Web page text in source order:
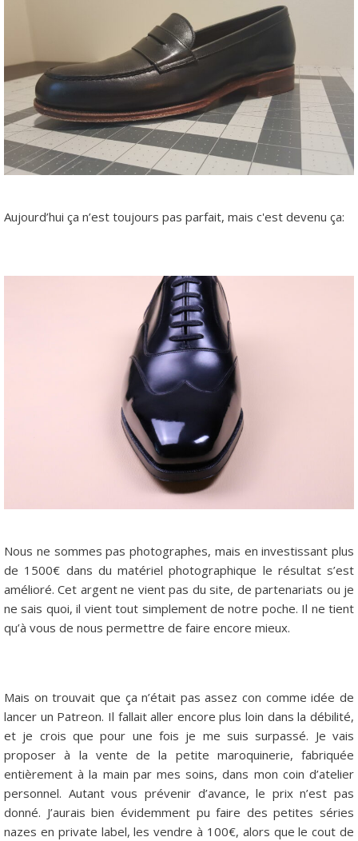
Aujourd’hui ça n’est toujours pas parfait, mais c'est devenu ça:
Nous ne sommes pas photographes, mais en investissant plus
de 1500€ dans du matériel photographique le résultat s’est
amélioré. Cet argent ne vient pas du site, de partenariats ou je
ne sais quoi, il vient tout simplement de notre poche. Il ne tient
qu’à vous de nous permettre de faire encore mieux.
Mais on trouvait que ça n’était pas assez con comme idée de
lancer un Patreon. Il fallait aller encore plus loin dans la débilité,
et je crois que pour une fois je me suis surpassé. Je vais
proposer à la vente de la petite maroquinerie, fabriquée
entièrement à la main par mes soins, dans mon coin d’atelier
personnel. Autant vous prévenir d’avance, le prix n’est pas
donné. J’aurais bien évidemment pu faire des petites séries
nazes en private label, les vendre à 100€, alors que le cout de